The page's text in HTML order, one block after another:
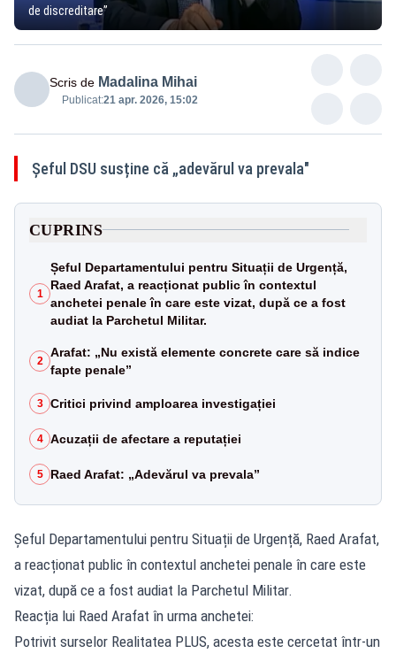
de discreditare”
Scris de Madalina Mihai
Publicat:21 apr. 2026, 15:02
Șeful DSU susține că „adevărul va prevala"
CUPRINS
1
Șeful Departamentului pentru Situații de Urgență,
Raed Arafat, a reacționat public în contextul
anchetei penale în care este vizat, după ce a fost
audiat la Parchetul Militar.
2
Arafat: „Nu există elemente concrete care să indice
fapte penale”
3 Critici privind amploarea investigației
4 Acuzații de afectare a reputației
5 Raed Arafat: „Adevărul va prevala”
Șeful Departamentului pentru Situații de Urgență, Raed Arafat,
a reacționat public în contextul anchetei penale în care este
vizat, după ce a fost audiat la Parchetul Militar.
Reacția lui Raed Arafat în urma anchetei:
Potrivit surselor Realitatea PLUS, acesta este cercetat într-un